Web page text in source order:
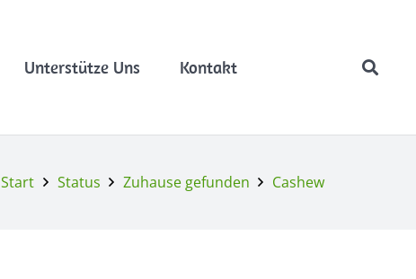
Unterstütze Uns Kontakt
Start Status Zuhause gefunden Cashew